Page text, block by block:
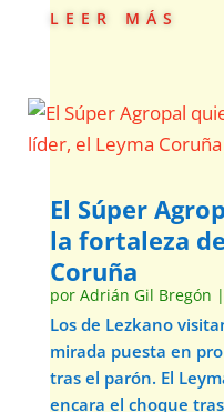
leer más
El Súper
la fortaleza
Coruña
por Adrián Gil Bregón |
Los de Lezkano
mirada puesta en
tras el parón. El
encara el choque